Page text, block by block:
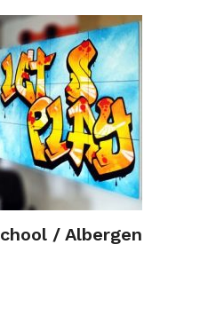
/ Albergen